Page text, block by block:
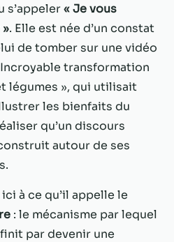
s’appeler« Je vous
. Elle est née d’un constat
de tomber sur une vidéo
transformation
légumes », qui utilisait
les bienfaits du
qu’un discours
autour de ses
à ce qu’il appelle le
: le mécanisme par lequel
par devenir une
Nécessaire
Ces cookies ne
sont pas
facultatifs. Ils
nécessaires au
fonctionnement
du site Web.
puissions
améliorer la
fonctionnalité